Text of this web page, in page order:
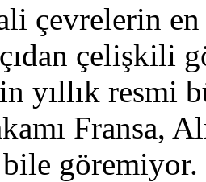
çevrelerin
çelişkili
yıllık resmi
Fransa,
göremiyor.